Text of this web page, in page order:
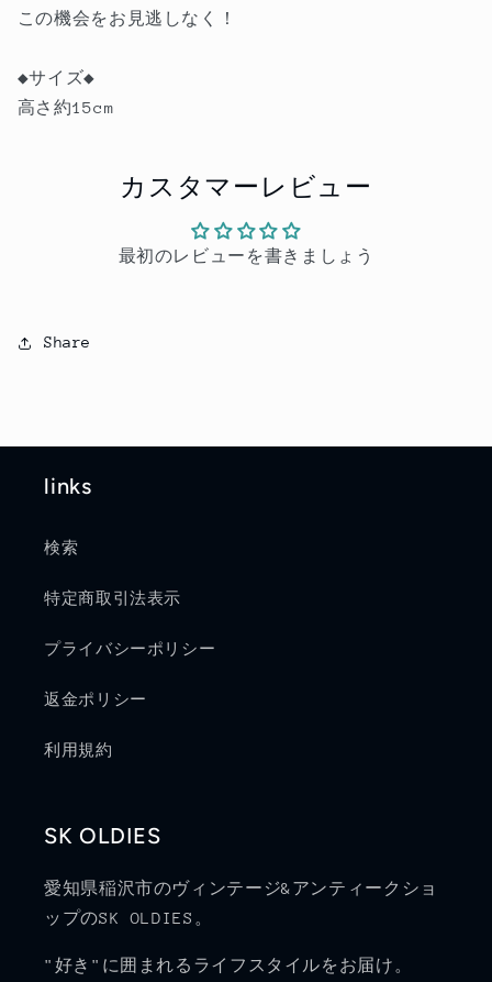
この機会をお見逃しなく！
◆サイズ◆
高さ約15cm
カスタマーレビュー
最初のレビューを書きましょう
Share
links
検索
特定商取引法表示
プライバシーポリシー
返金ポリシー
利用規約
SK OLDIES
愛知県稲沢市のヴィンテージ&アンティークショ
ップのSK OLDIES。
"好き"に囲まれるライフスタイルをお届け。